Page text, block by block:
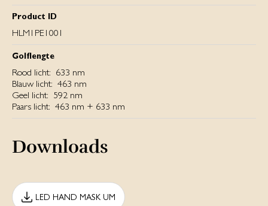
Product ID
HLM1PE1001
Golflengte
Rood licht: 633 nm
Blauw licht: 463 nm
Geel licht: 592 nm
Paars licht: 463 nm + 633 nm
Downloads
LED HAND MASK UM